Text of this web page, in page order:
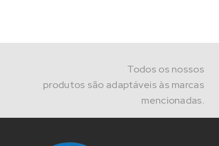
Todos os nossos
produtos são adaptáveis às marcas
mencionadas.